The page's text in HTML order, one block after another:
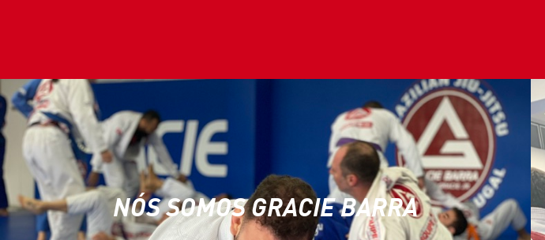
NÓS SOMOS GRACIE BARRA